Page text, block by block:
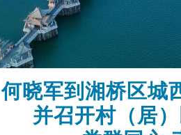
何晓军到湘桥区城
并召开村（居